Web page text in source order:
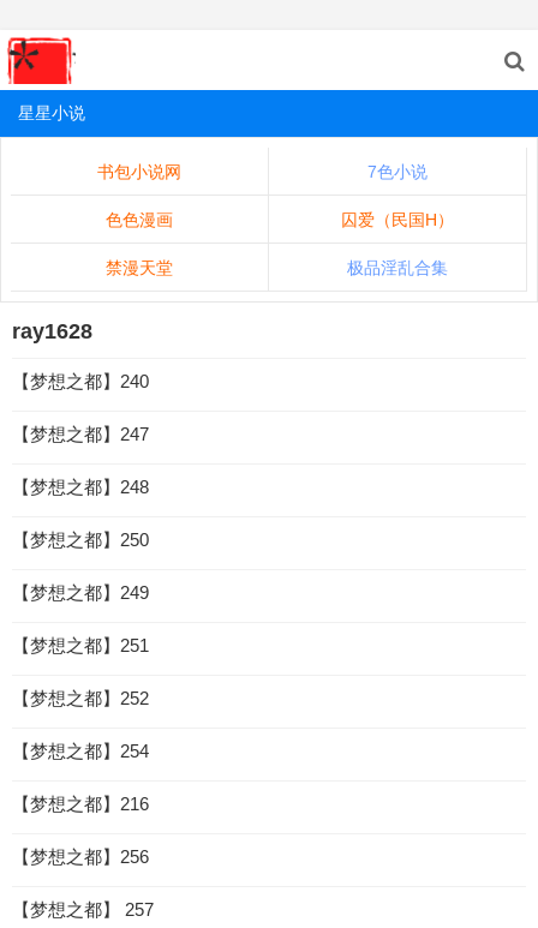
星星小说
书包小说网 7色小说
色色漫画 囚爱（民国H）
禁漫天堂 极品淫乱合集
ray1628
【梦想之都】240
【梦想之都】247
【梦想之都】248
【梦想之都】250
【梦想之都】249
【梦想之都】251
【梦想之都】252
【梦想之都】254
【梦想之都】216
【梦想之都】256
【梦想之都】 257